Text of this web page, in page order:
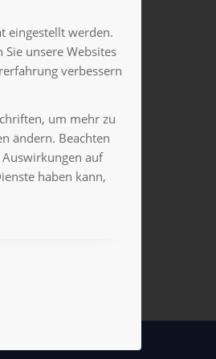
eingestellt werden.
unsere Websites
verbessern
um mehr zu
ändern. Beachten
Auswirkungen auf
haben kann,